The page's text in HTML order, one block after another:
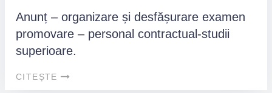
Anunț – organizare și desfășurare examen
promovare – personal contractual-studii
superioare.
CITEȘTE